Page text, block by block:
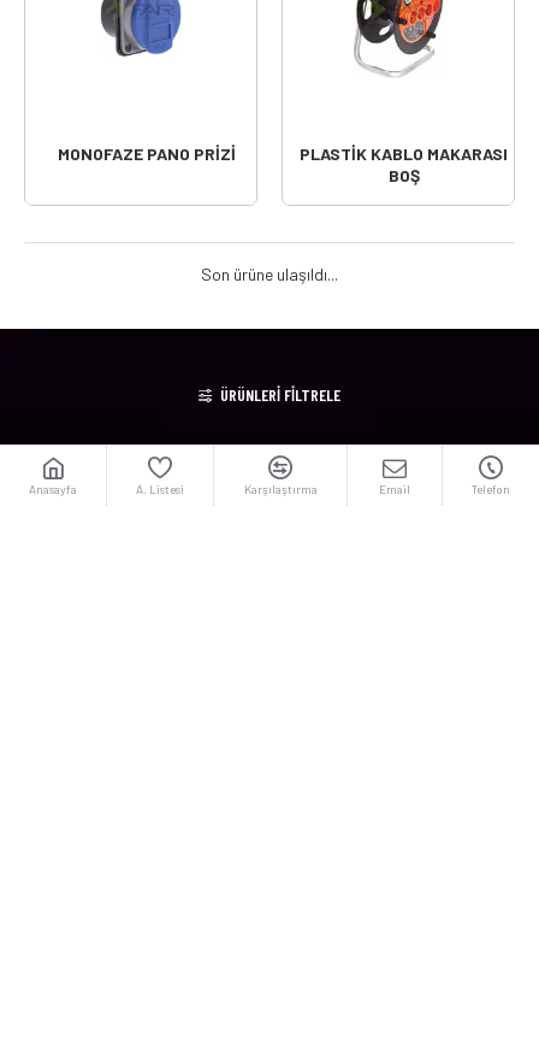
MONOFAZE PANO PRİZİ
PLASTİK KABLO MAKARASI
BOŞ
Son ürüne ulaşıldı...
Far Elektrik
Teknolojileri San. Tic.
Kurumsal
Anasayfa A. Listesi Karşılaştırma Email Telefon
ÜRÜNLERI FILTRELE